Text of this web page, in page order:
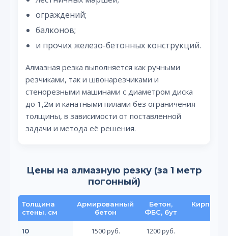
ограждений;
балконов;
и прочих железо-бетонных конструкций.
Алмазная резка выполняется как ручными
резчиками, так и швонарезчиками и
стенорезными машинами с диаметром диска
до 1,2м и канатными пилами без ограничения
толщины, в зависимости от поставленной
задачи и метода её решения.
Цены на алмазную резку (за 1 метр
погонный)
Толщина
стены, см
Армированный
бетон
Бетон,
ФБС, бут
Кирпич,
10 1500 руб. 1200 руб.